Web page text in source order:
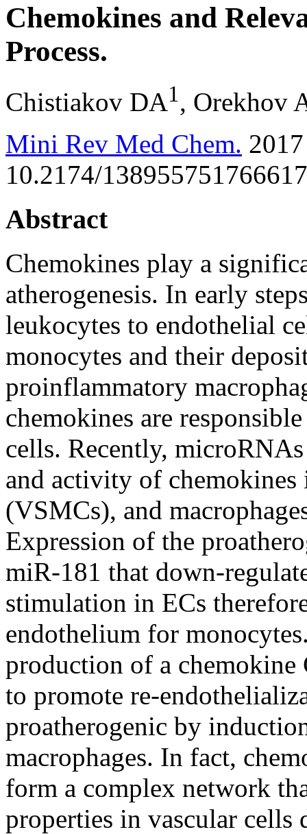
Chemokines and
Process.
Chistiakov DA1, Orekhov
Mini Rev Med Chem.
10.2174/
Abstract
Chemokines play a
atherogenesis. In early
leukocytes to endothelial
monocytes and their
proinflammatory
chemokines are
cells. Recently,
and activity of chemokines
(VSMCs), and
Expression of the
miR-181 that down-
stimulation in ECs
endothelium for
production of a
to promote re-
proatherogenic by
macrophages. In fact,
form a complex network
properties in vascular cells